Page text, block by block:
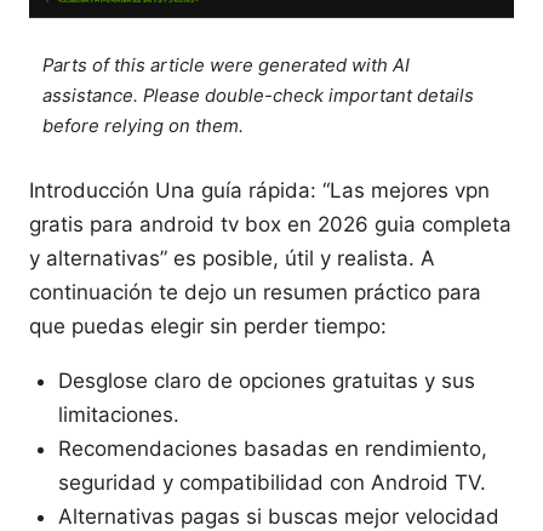
Parts of this article were generated with AI
assistance. Please double-check important details
before relying on them.
Introducción Una guía rápida: “Las mejores vpn
gratis para android tv box en 2026 guia completa
y alternativas” es posible, útil y realista. A
continuación te dejo un resumen práctico para
que puedas elegir sin perder tiempo:
Desglose claro de opciones gratuitas y sus
limitaciones.
Recomendaciones basadas en rendimiento,
seguridad y compatibilidad con Android TV.
Alternativas pagas si buscas mejor velocidad